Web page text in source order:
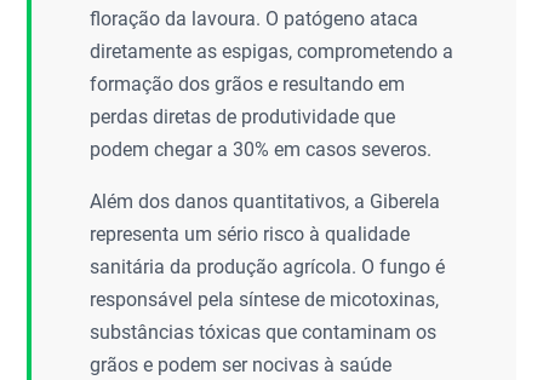
floração da lavoura. O patógeno ataca
diretamente as espigas, comprometendo a
formação dos grãos e resultando em
perdas diretas de produtividade que
podem chegar a 30% em casos severos.
Além dos danos quantitativos, a Giberela
representa um sério risco à qualidade
sanitária da produção agrícola. O fungo é
responsável pela síntese de micotoxinas,
substâncias tóxicas que contaminam os
grãos e podem ser nocivas à saúde